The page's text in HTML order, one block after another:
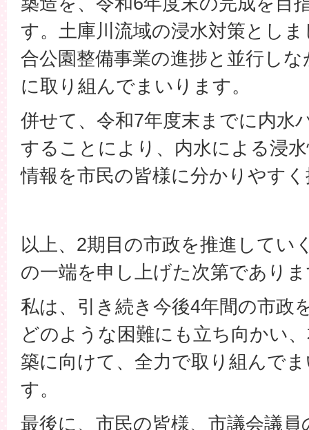
す。土庫川流域の浸水対策とし
合公園整備事業の進捗と並行し
に取り組んでまいります。
併せて、令和7年度末までに内水
することにより、内水による浸
情報を市民の皆様に分かりやす
以上、2期目の市政を推進してい
の一端を申し上げた次第であり
私は、引き続き今後4年間の市政
どのような困難にも立ち向かい
築に向けて、全力で取り組んで
す。
最後に、市民の皆様、市議会議